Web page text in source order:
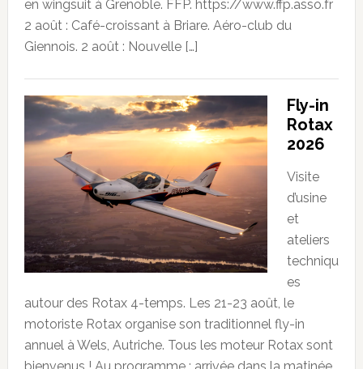
en wingsuit à Grenoble. FFP. https://www.ffp.asso.fr
2 août : Café-croissant à Briare. Aéro-club du
Giennois. 2 août : Nouvelle […]
Fly-in
Rotax
2026
Visite
d’usine
et
ateliers
techniqu
es
autour des Rotax 4-temps. Les 21-23 août, le
motoriste Rotax organise son traditionnel fly-in
annuel à Wels, Autriche. Tous les moteur Rotax sont